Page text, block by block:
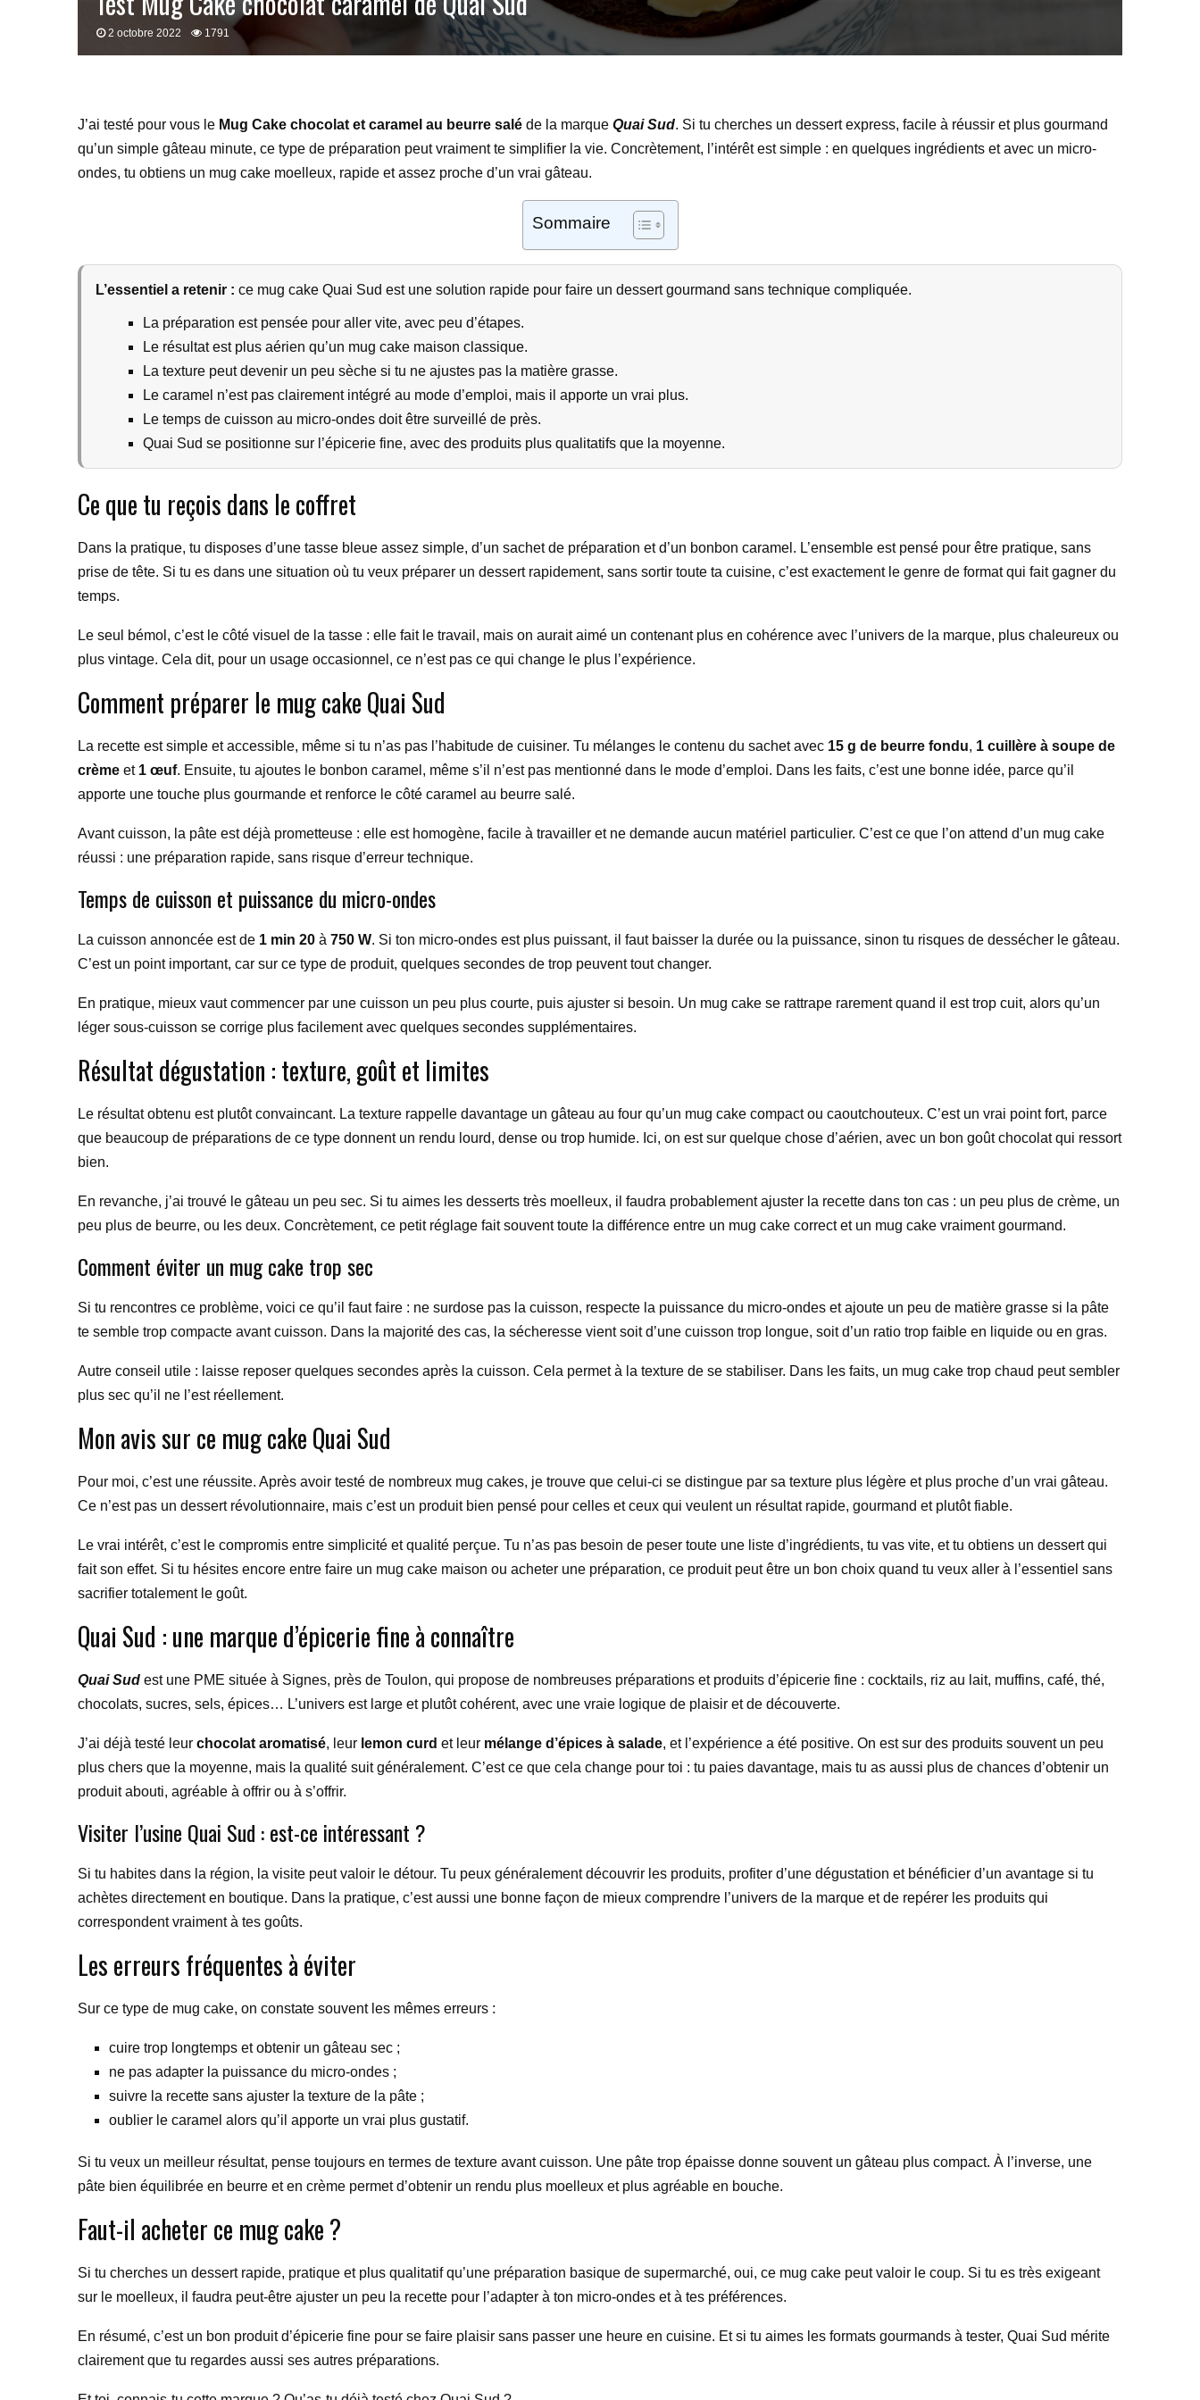
2 octobre 2022 1791
J’ai testé pour vous le Mug Cake chocolat et caramel au beurre salé de la marque Quai Sud. Si tu cherches un dessert express, facile à réussir et plus gourmand
qu’un simple gâteau minute, ce type de préparation peut vraiment te simplifier la vie. Concrètement, l’intérêt est simple : en quelques ingrédients et avec un micro-
ondes, tu obtiens un mug cake moelleux, rapide et assez proche d’un vrai gâteau.
Sommaire
L’essentiel a retenir : ce mug cake Quai Sud est une solution rapide pour faire un dessert gourmand sans technique compliquée.
La préparation est pensée pour aller vite, avec peu d’étapes.
Le résultat est plus aérien qu’un mug cake maison classique.
La texture peut devenir un peu sèche si tu ne ajustes pas la matière grasse.
Le caramel n’est pas clairement intégré au mode d’emploi, mais il apporte un vrai plus.
Le temps de cuisson au micro-ondes doit être surveillé de près.
Quai Sud se positionne sur l’épicerie fine, avec des produits plus qualitatifs que la moyenne.
Ce que tu reçois dans le coffret
Dans la pratique, tu disposes d’une tasse bleue assez simple, d’un sachet de préparation et d’un bonbon caramel. L’ensemble est pensé pour être pratique, sans
prise de tête. Si tu es dans une situation où tu veux préparer un dessert rapidement, sans sortir toute ta cuisine, c’est exactement le genre de format qui fait gagner du
temps.
Le seul bémol, c’est le côté visuel de la tasse : elle fait le travail, mais on aurait aimé un contenant plus en cohérence avec l’univers de la marque, plus chaleureux ou
plus vintage. Cela dit, pour un usage occasionnel, ce n’est pas ce qui change le plus l’expérience.
Comment préparer le mug cake Quai Sud
La recette est simple et accessible, même si tu n’as pas l’habitude de cuisiner. Tu mélanges le contenu du sachet avec 15 g de beurre fondu, 1 cuillère à soupe de
crème et 1 œuf. Ensuite, tu ajoutes le bonbon caramel, même s’il n’est pas mentionné dans le mode d’emploi. Dans les faits, c’est une bonne idée, parce qu’il
apporte une touche plus gourmande et renforce le côté caramel au beurre salé.
Avant cuisson, la pâte est déjà prometteuse : elle est homogène, facile à travailler et ne demande aucun matériel particulier. C’est ce que l’on attend d’un mug cake
réussi : une préparation rapide, sans risque d’erreur technique.
Temps de cuisson et puissance du micro-ondes
La cuisson annoncée est de 1 min 20 à 750 W. Si ton micro-ondes est plus puissant, il faut baisser la durée ou la puissance, sinon tu risques de dessécher le gâteau.
C’est un point important, car sur ce type de produit, quelques secondes de trop peuvent tout changer.
En pratique, mieux vaut commencer par une cuisson un peu plus courte, puis ajuster si besoin. Un mug cake se rattrape rarement quand il est trop cuit, alors qu’un
léger sous-cuisson se corrige plus facilement avec quelques secondes supplémentaires.
Résultat dégustation : texture, goût et limites
Le résultat obtenu est plutôt convaincant. La texture rappelle davantage un gâteau au four qu’un mug cake compact ou caoutchouteux. C’est un vrai point fort, parce
que beaucoup de préparations de ce type donnent un rendu lourd, dense ou trop humide. Ici, on est sur quelque chose d’aérien, avec un bon goût chocolat qui ressort
bien.
En revanche, j’ai trouvé le gâteau un peu sec. Si tu aimes les desserts très moelleux, il faudra probablement ajuster la recette dans ton cas : un peu plus de crème, un
peu plus de beurre, ou les deux. Concrètement, ce petit réglage fait souvent toute la différence entre un mug cake correct et un mug cake vraiment gourmand.
Comment éviter un mug cake trop sec
Si tu rencontres ce problème, voici ce qu’il faut faire : ne surdose pas la cuisson, respecte la puissance du micro-ondes et ajoute un peu de matière grasse si la pâte
te semble trop compacte avant cuisson. Dans la majorité des cas, la sécheresse vient soit d’une cuisson trop longue, soit d’un ratio trop faible en liquide ou en gras.
Autre conseil utile : laisse reposer quelques secondes après la cuisson. Cela permet à la texture de se stabiliser. Dans les faits, un mug cake trop chaud peut sembler
plus sec qu’il ne l’est réellement.
Mon avis sur ce mug cake Quai Sud
Pour moi, c’est une réussite. Après avoir testé de nombreux mug cakes, je trouve que celui-ci se distingue par sa texture plus légère et plus proche d’un vrai gâteau.
Ce n’est pas un dessert révolutionnaire, mais c’est un produit bien pensé pour celles et ceux qui veulent un résultat rapide, gourmand et plutôt fiable.
Le vrai intérêt, c’est le compromis entre simplicité et qualité perçue. Tu n’as pas besoin de peser toute une liste d’ingrédients, tu vas vite, et tu obtiens un dessert qui
fait son effet. Si tu hésites encore entre faire un mug cake maison ou acheter une préparation, ce produit peut être un bon choix quand tu veux aller à l’essentiel sans
sacrifier totalement le goût.
Quai Sud : une marque d’épicerie fine à connaître
Quai Sud est une PME située à Signes, près de Toulon, qui propose de nombreuses préparations et produits d’épicerie fine : cocktails, riz au lait, muffins, café, thé,
chocolats, sucres, sels, épices… L’univers est large et plutôt cohérent, avec une vraie logique de plaisir et de découverte.
J’ai déjà testé leur chocolat aromatisé, leur lemon curd et leur mélange d’épices à salade, et l’expérience a été positive. On est sur des produits souvent un peu
plus chers que la moyenne, mais la qualité suit généralement. C’est ce que cela change pour toi : tu paies davantage, mais tu as aussi plus de chances d’obtenir un
produit abouti, agréable à offrir ou à s’offrir.
Visiter l’usine Quai Sud : est-ce intéressant ?
Si tu habites dans la région, la visite peut valoir le détour. Tu peux généralement découvrir les produits, profiter d’une dégustation et bénéficier d’un avantage si tu
achètes directement en boutique. Dans la pratique, c’est aussi une bonne façon de mieux comprendre l’univers de la marque et de repérer les produits qui
correspondent vraiment à tes goûts.
Les erreurs fréquentes à éviter
Sur ce type de mug cake, on constate souvent les mêmes erreurs :
cuire trop longtemps et obtenir un gâteau sec ;
ne pas adapter la puissance du micro-ondes ;
suivre la recette sans ajuster la texture de la pâte ;
oublier le caramel alors qu’il apporte un vrai plus gustatif.
Si tu veux un meilleur résultat, pense toujours en termes de texture avant cuisson. Une pâte trop épaisse donne souvent un gâteau plus compact. À l’inverse, une
pâte bien équilibrée en beurre et en crème permet d’obtenir un rendu plus moelleux et plus agréable en bouche.
Faut-il acheter ce mug cake ?
Si tu cherches un dessert rapide, pratique et plus qualitatif qu’une préparation basique de supermarché, oui, ce mug cake peut valoir le coup. Si tu es très exigeant
sur le moelleux, il faudra peut-être ajuster un peu la recette pour l’adapter à ton micro-ondes et à tes préférences.
En résumé, c’est un bon produit d’épicerie fine pour se faire plaisir sans passer une heure en cuisine. Et si tu aimes les formats gourmands à tester, Quai Sud mérite
clairement que tu regardes aussi ses autres préparations.